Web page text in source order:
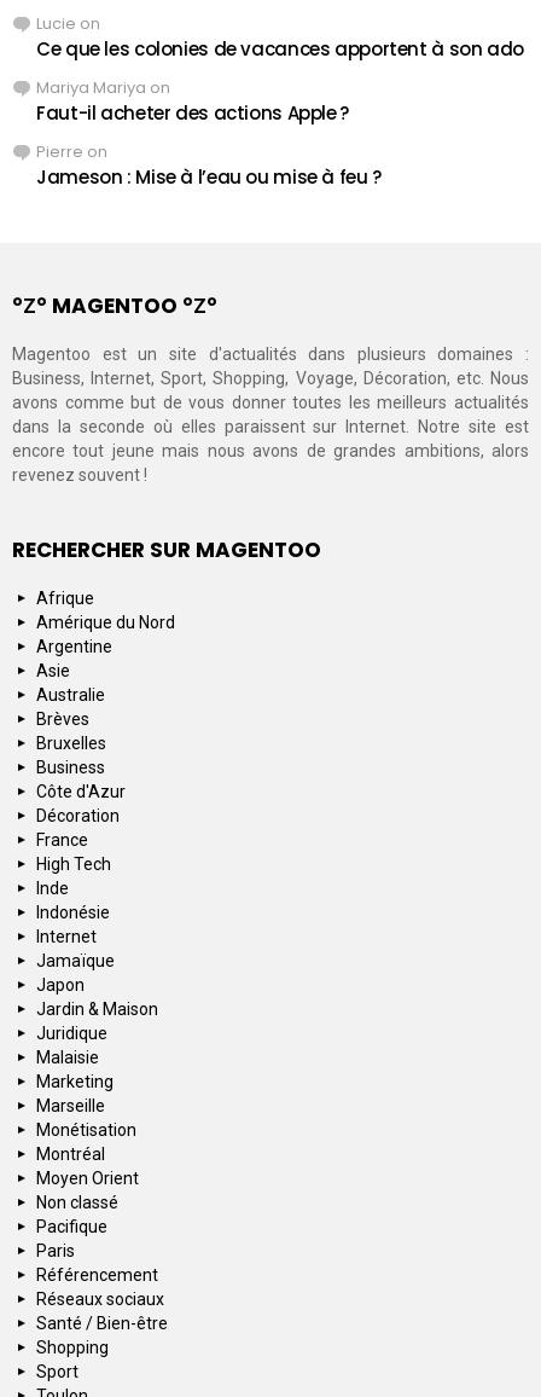
Lucie on
Ce que les colonies de vacances apportent à son ado
Mariya Mariya on
Faut-il acheter des actions Apple ?
Pierre on
Jameson : Mise à l’eau ou mise à feu ?
°Ζ° MAGENTOO °Ζ°
Magentoo est un site d'actualités dans plusieurs domaines :
Business, Internet, Sport, Shopping, Voyage, Décoration, etc. Nous
avons comme but de vous donner toutes les meilleurs actualités
dans la seconde où elles paraissent sur Internet. Notre site est
encore tout jeune mais nous avons de grandes ambitions, alors
revenez souvent !
RECHERCHER SUR MAGENTOO
Afrique
Amérique du Nord
Argentine
Asie
Australie
Brèves
Bruxelles
Business
Côte d'Azur
Décoration
France
High Tech
Inde
Indonésie
Internet
Jamaïque
Japon
Jardin & Maison
Juridique
Malaisie
Marketing
Marseille
Monétisation
Montréal
Moyen Orient
Non classé
Pacifique
Paris
Référencement
Réseaux sociaux
Santé / Bien-être
Shopping
Sport